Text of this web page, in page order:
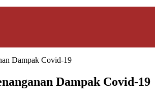
Dampak Covid-19
Dampak Covid-19